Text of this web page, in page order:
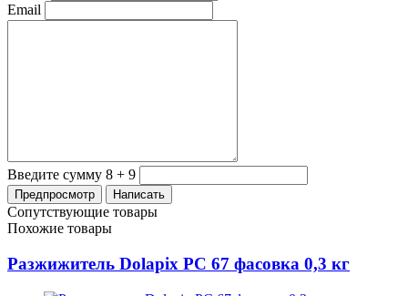
Email
Введите сумму 8 + 9
Сопутствующие товары
Похожие товары
Разжижитель Dolapix PC 67 фасовка 0,3 кг